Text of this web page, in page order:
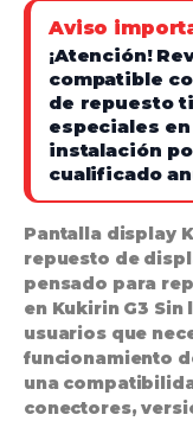
Aviso
¡Atención!
compatible
de repuesto
especiales
instalación
cualificado
Pantalla display
repuesto de
pensado para
en Kukirin G3
usuarios que
funcionamiento
una
conectores,